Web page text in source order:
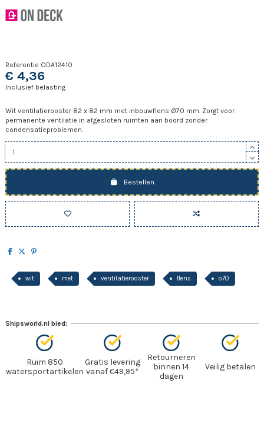
Referentie ODA12410
€ 4,36
Inclusief belasting
Wit ventilatierooster 82 x 82 mm met inbouwflens Ø70 mm. Zorgt voor
permanente ventilatie in afgesloten ruimten aan boord zonder
condensatieproblemen.
Bestellen
wit met ventilatierooster flens o70
Shipsworld.nl bied:
Ruim 850
watersportartikelen
Gratis levering
vanaf €49,95*
Retourneren
binnen 14
dagen
Veilig betalen